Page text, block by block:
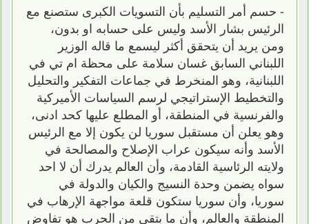
- حسم أمر التسليم بأن التسويات الكبرى ستصنع مع
الرئيس بشار الأسد وليس على حسابه او بدون،
ومن يريد أن يتحقق أكثر ليسمع ما قاله الوزير
اللبناني السابق غسان سلامة على محظة ام تي في
اللبنانية، وهو المنخرط في جماعات التفكير والتحليل
والتخطيط الإستراتيجي لرسم السياسات الأميركية
والفرنسية في المنطقة، أو المطلع عليها كحد ادنى،
وهو يعلن أن مستقبل سوريا لن يكون إلا مع الرئيس
الأسد وأنه سيكون عراب الإصلاح والمصالحة في
ولايته الرئاسية القادمة، وأن العالم يدرك أن لا احد
سواه يضمن وحدة النسيج والكيان والدولة في
سوريا، وأن سوريا ستكون قلعة مواجهة الإرهاب في
المنطقة والعالم، وأن ما بتقى من الحرب هو تفاوض